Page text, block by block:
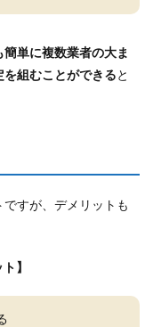
簡単に複数業者の大ま
組むことができると
すが、デメリットも
】